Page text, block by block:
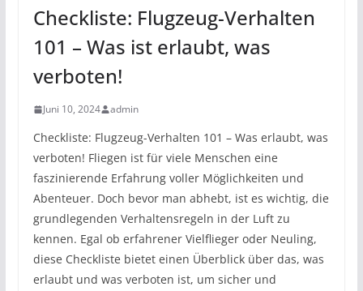
Checkliste: Flugzeug-Verhalten
101 – Was ist erlaubt, was
verboten!
Juni 10, 2024 admin
Checkliste: Flugzeug-Verhalten 101 – Was erlaubt, was
verboten! Fliegen ist für viele Menschen eine
faszinierende Erfahrung voller Möglichkeiten und
Abenteuer. Doch bevor man abhebt, ist es wichtig, die
grundlegenden Verhaltensregeln in der Luft zu
kennen. Egal ob erfahrener Vielflieger oder Neuling,
diese Checkliste bietet einen Überblick über das, was
erlaubt und was verboten ist, um sicher und